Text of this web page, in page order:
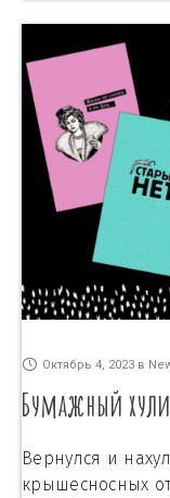
Октябрь 4, 2023 в
Бумажный
Вернулся и
крышесносных